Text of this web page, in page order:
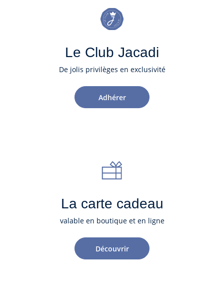
Le Club Jacadi
De jolis privilèges en exclusivité
Adhérer
La carte cadeau
valable en boutique et en ligne
Découvrir